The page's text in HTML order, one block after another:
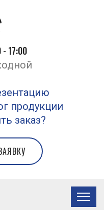
17:00
продукции
заказ?